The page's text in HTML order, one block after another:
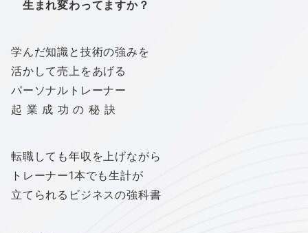
生まれ変わってますか？
学んだ知識と技術の強みを
活かして売上をあげる
パーソナルトレーナー
起 業 成 功 の 秘 訣
転職しても年収を上げながら
トレーナー1本でも生計が
立てられるビジネスの強科書